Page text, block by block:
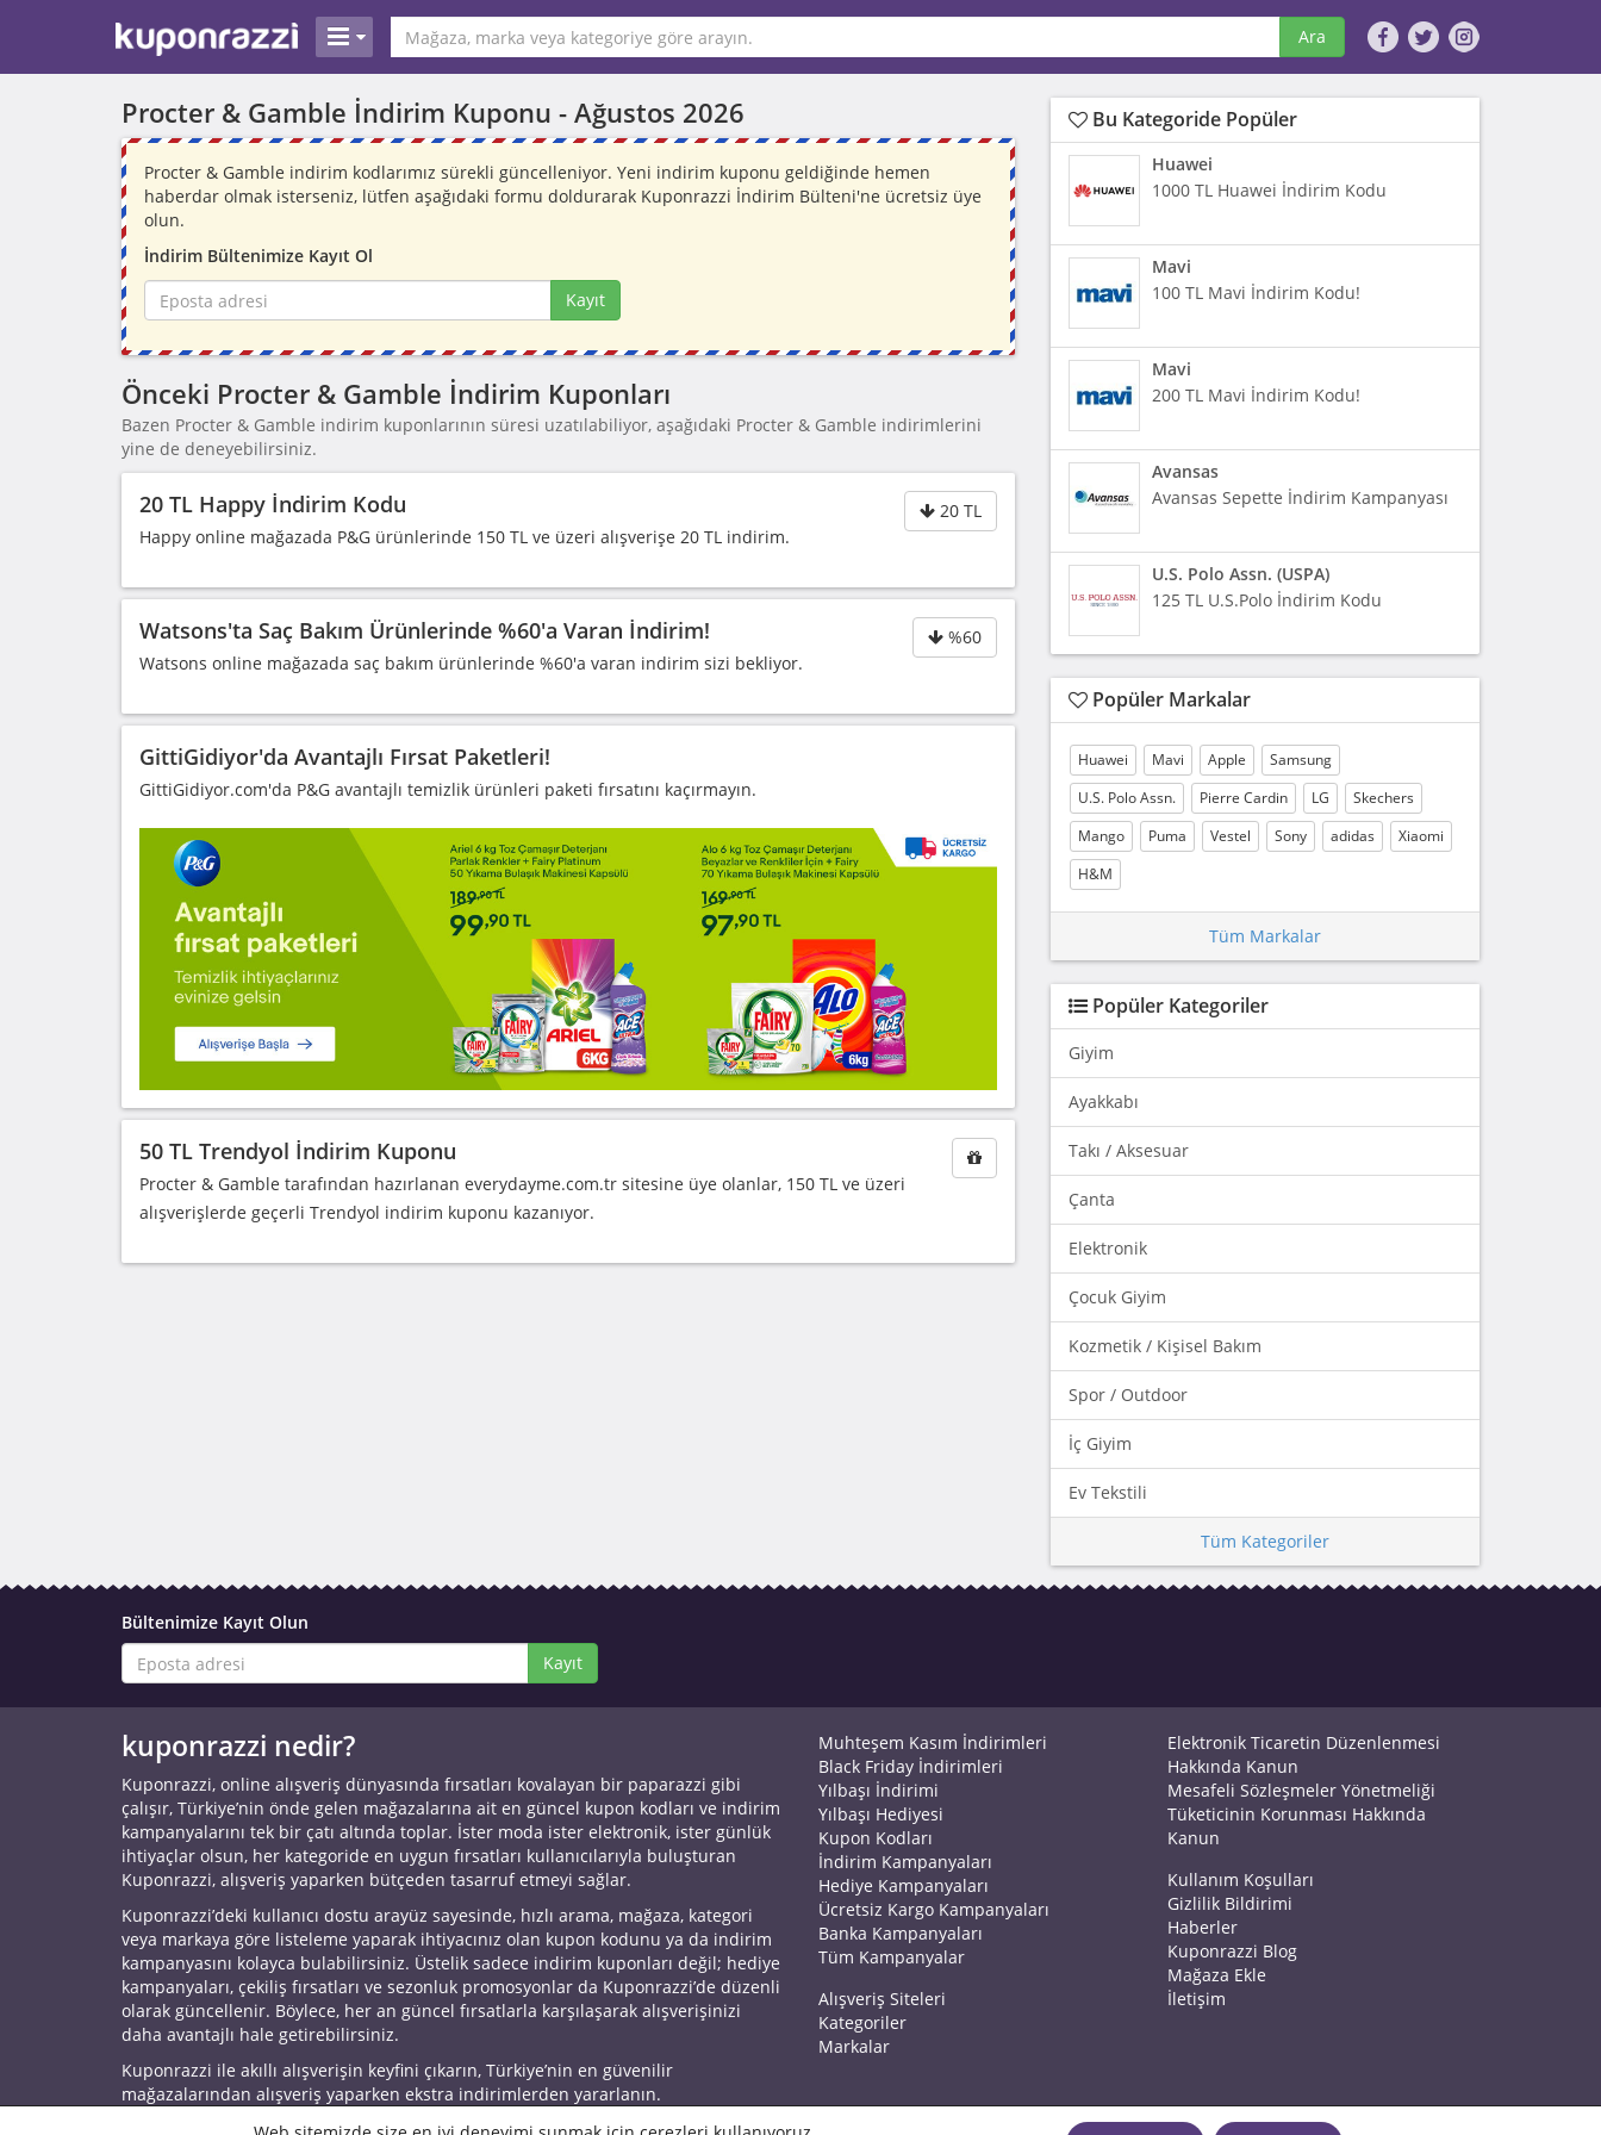
Ara
Procter & Gamble İndirim Kuponu - Ağustos 2026
Procter & Gamble indirim kodlarımız sürekli güncelleniyor. Yeni indirim kuponu geldiğinde hemen
haberdar olmak isterseniz, lütfen aşağıdaki formu doldurarak Kuponrazzi İndirim Bülteni'ne ücretsiz üye
olun.
İndirim Bültenimize Kayıt Ol
Kayıt
Önceki Procter & Gamble İndirim Kuponları
Bazen Procter & Gamble indirim kuponlarının süresi uzatılabiliyor, aşağıdaki Procter & Gamble indirimlerini
yine de deneyebilirsiniz.
20 TL
20 TL Happy İndirim Kodu
Happy online mağazada P&G ürünlerinde 150 TL ve üzeri alışverişe 20 TL indirim.
%60
Watsons'ta Saç Bakım Ürünlerinde %60'a Varan İndirim!
Watsons online mağazada saç bakım ürünlerinde %60'a varan indirim sizi bekliyor.
GittiGidiyor'da Avantajlı Fırsat Paketleri!
GittiGidiyor.com'da P&G avantajlı temizlik ürünleri paketi fırsatını kaçırmayın.
50 TL Trendyol İndirim Kuponu
Procter & Gamble tarafından hazırlanan everydayme.com.tr sitesine üye olanlar, 150 TL ve üzeri
alışverişlerde geçerli Trendyol indirim kuponu kazanıyor.
Bu Kategoride Popüler
Huawei
1000 TL Huawei İndirim Kodu
Mavi
100 TL Mavi İndirim Kodu!
Mavi
200 TL Mavi İndirim Kodu!
Avansas
Avansas Sepette İndirim Kampanyası
U.S. Polo Assn. (USPA)
125 TL U.S.Polo İndirim Kodu
Popüler Markalar
Huawei Mavi Apple
Samsung
U.S. Polo Assn.
Pierre Cardin LG
Skechers
Mango
Puma Vestel Sony adidas
Xiaomi
H&M
Tüm Markalar
Popüler Kategoriler
Giyim
Ayakkabı
Takı / Aksesuar
Çanta
Elektronik
Çocuk Giyim
Kozmetik / Kişisel Bakım
Spor / Outdoor
İç Giyim
Ev Tekstili
Tüm Kategoriler
Bültenimize Kayıt Olun
Kayıt
kuponrazzi nedir?
Kuponrazzi, online alışveriş dünyasında fırsatları kovalayan bir paparazzi gibi
çalışır, Türkiye’nin önde gelen mağazalarına ait en güncel kupon kodları ve indirim
kampanyalarını tek bir çatı altında toplar. İster moda ister elektronik, ister günlük
ihtiyaçlar olsun, her kategoride en uygun fırsatları kullanıcılarıyla buluşturan
Kuponrazzi, alışveriş yaparken bütçeden tasarruf etmeyi sağlar.
Kuponrazzi’deki kullanıcı dostu arayüz sayesinde, hızlı arama, mağaza, kategori
veya markaya göre listeleme yaparak ihtiyacınız olan kupon kodunu ya da indirim
kampanyasını kolayca bulabilirsiniz. Üstelik sadece indirim kuponları değil; hediye
kampanyaları, çekiliş fırsatları ve sezonluk promosyonlar da Kuponrazzi’de düzenli
olarak güncellenir. Böylece, her an güncel fırsatlarla karşılaşarak alışverişinizi
daha avantajlı hale getirebilirsiniz.
Kuponrazzi ile akıllı alışverişin keyfini çıkarın, Türkiye’nin en güvenilir
mağazalarından alışveriş yaparken ekstra indirimlerden yararlanın.
Muhteşem Kasım İndirimleri
Black Friday İndirimleri
Yılbaşı İndirimi
Yılbaşı Hediyesi
Kupon Kodları
İndirim Kampanyaları
Hediye Kampanyaları
Ücretsiz Kargo Kampanyaları
Banka Kampanyaları
Tüm Kampanyalar
Alışveriş Siteleri
Kategoriler
Markalar
Elektronik Ticaretin Düzenlenmesi
Hakkında Kanun
Mesafeli Sözleşmeler Yönetmeliği
Tüketicinin Korunması Hakkında
Kanun
Kullanım Koşulları
Gizlilik Bildirimi
Haberler
Kuponrazzi Blog
Mağaza Ekle
İletişim
© 2026 Kuponrazzi